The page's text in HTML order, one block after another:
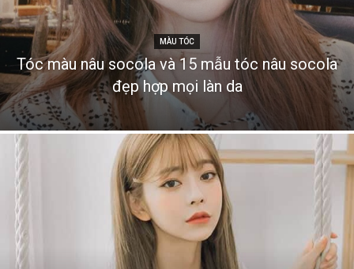
MÀU TÓC
Tóc màu nâu socola và 15 mẫu tóc nâu socola
đẹp hợp mọi làn da